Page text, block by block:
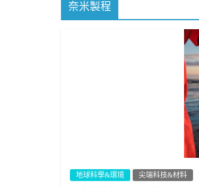
奈米製程
地球科學&環境 尖端科技&材料